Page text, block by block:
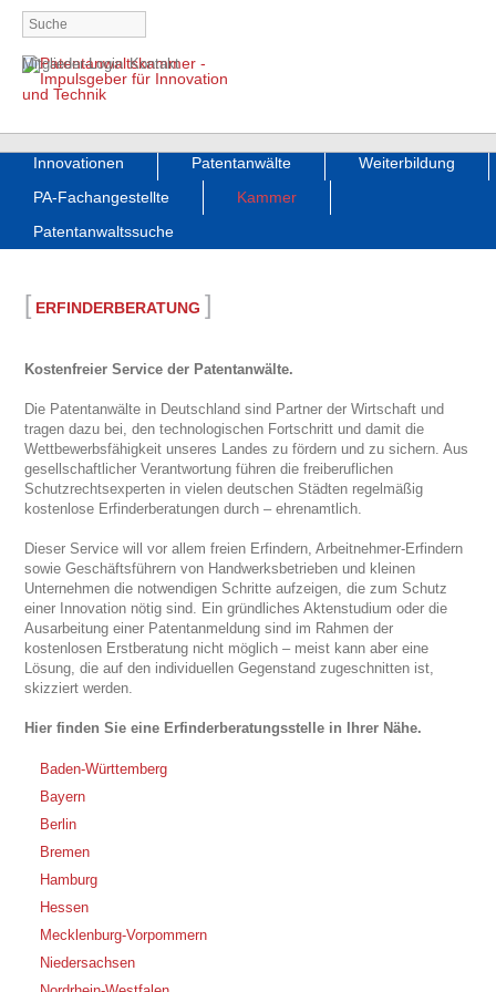
Navigation
überspringen
Mitglieder-Login Kontakt
Navigation
überspringen
Innovationen Patentanwälte
Weiterbildung
PA-Fachangestellte
Kammer
Patentanwaltssuche
[ ERFINDERBERATUNG ]
Kostenfreier Service der Patentanwälte.
Die Patentanwälte in Deutschland sind Partner der Wirtschaft und
tragen dazu bei, den technologischen Fortschritt und damit die
Wettbewerbsfähigkeit unseres Landes zu fördern und zu sichern. Aus
gesellschaftlicher Verantwortung führen die freiberuflichen
Schutzrechtsexperten in vielen deutschen Städten regelmäßig
kostenlose Erfinderberatungen durch – ehrenamtlich.
Dieser Service will vor allem freien Erfindern, Arbeitnehmer-Erfindern
sowie Geschäftsführern von Handwerksbetrieben und kleinen
Unternehmen die notwendigen Schritte aufzeigen, die zum Schutz
einer Innovation nötig sind. Ein gründliches Aktenstudium oder die
Ausarbeitung einer Patentanmeldung sind im Rahmen der
kostenlosen Erstberatung nicht möglich – meist kann aber eine
Lösung, die auf den individuellen Gegenstand zugeschnitten ist,
skizziert werden.
Hier finden Sie eine Erfinderberatungsstelle in Ihrer Nähe.
Baden-Württemberg
Bayern
Berlin
Bremen
Hamburg
Hessen
Mecklenburg-Vorpommern
Niedersachsen